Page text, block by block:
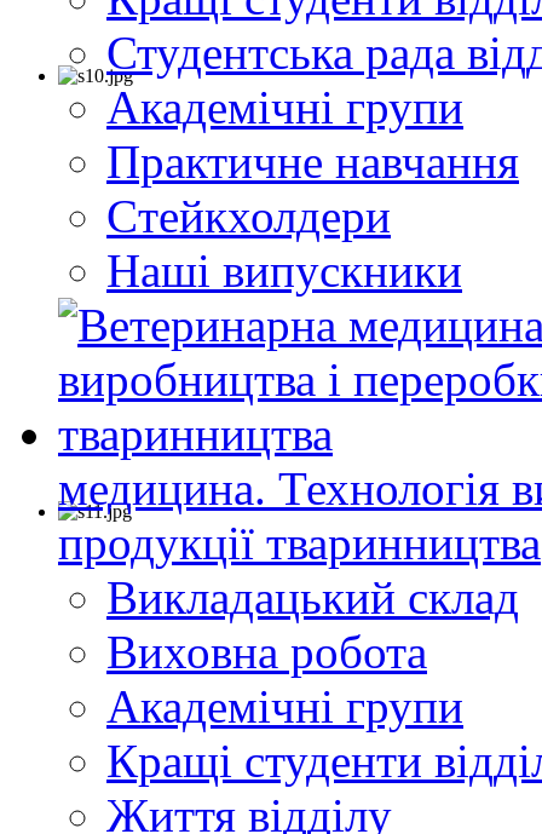
Студентська рада
Академічні групи
Практичне навчання
Cтейкхолдери
Наші випускники
медицина. Технологія
продукції тваринництва
Викладацький склад
Виховна робота
Академічні групи
Кращі студенти
Життя відділу